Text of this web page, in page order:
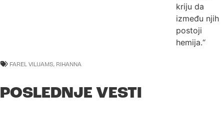
kriju da
između njih
postoji
hemija.“
FAREL VILIJAMS, RIHANNA
POSLEDNJE VESTI